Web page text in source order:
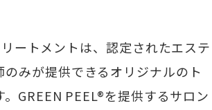
ートメントは、認定されたエステ
のみが提供できるオリジナルのト
。GREEN PEEL®を提供するサロン